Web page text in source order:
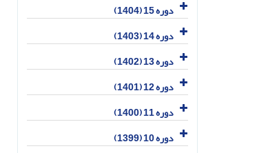
دوره 15 (1404)
دوره 14 (1403)
دوره 13 (1402)
دوره 12 (1401)
دوره 11 (1400)
دوره 10 (1399)